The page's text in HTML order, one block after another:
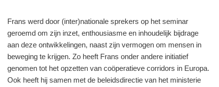
Frans werd door (inter)nationale sprekers op het seminar
geroemd om zijn inzet, enthousiasme en inhoudelijk bijdrage
aan deze ontwikkelingen, naast zijn vermogen om mensen in
beweging te krijgen. Zo heeft Frans onder andere initiatief
genomen tot het opzetten van coöperatieve corridors in Europa.
Ook heeft hij samen met de beleidsdirectie van het ministerie